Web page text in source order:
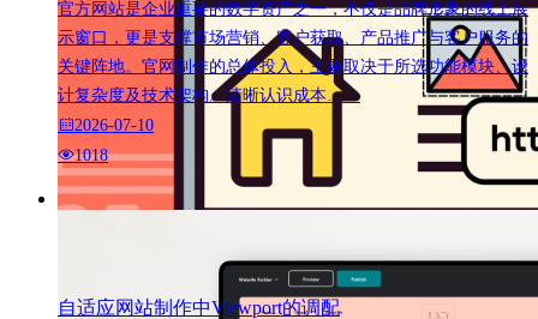
官方网站是企业重要的数字资产之一，不仅是品牌形象的线上展
示窗口，更是支撑市场营销、客户获取、产品推广与客户服务的
关键阵地。官网制作的总体投入，主要取决于所选功能模块、设
计复杂度及技术架构。清晰认识成本……
2026-07-10
1018
自适应网站制作中Viewport的调配